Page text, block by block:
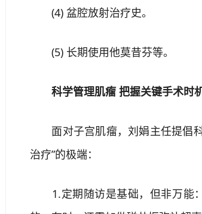
(4) 盆腔放射治疗史。
(5) 长期使用他莫昔芬等。
科学管理肌瘤 把握关键手术时
面对子宫肌瘤，刘娟主任提倡科
治疗”的极端：
1.定期随访是基础，但非万能：